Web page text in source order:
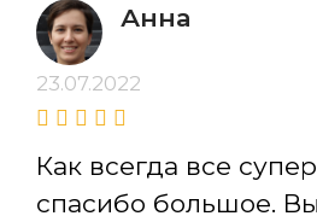
Анна
23.07.2022
Как всегда все
спасибо большое.